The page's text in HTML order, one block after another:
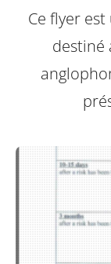
Ce flyer
destiné